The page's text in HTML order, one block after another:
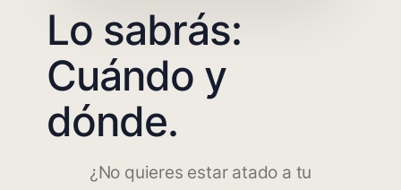
Lo sabrás:
Cuándo y
dónde.
¿No quieres estar atado a tu